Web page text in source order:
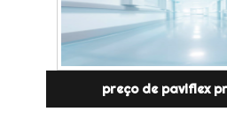
preço de paviflex